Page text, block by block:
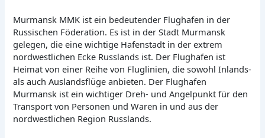
Murmansk MMK ist ein bedeutender Flughafen in der
Russischen Föderation. Es ist in der Stadt Murmansk
gelegen, die eine wichtige Hafenstadt in der extrem
nordwestlichen Ecke Russlands ist. Der Flughafen ist
Heimat von einer Reihe von Fluglinien, die sowohl Inlands-
als auch Auslandsflüge anbieten. Der Flughafen
Murmansk ist ein wichtiger Dreh- und Angelpunkt für den
Transport von Personen und Waren in und aus der
nordwestlichen Region Russlands.